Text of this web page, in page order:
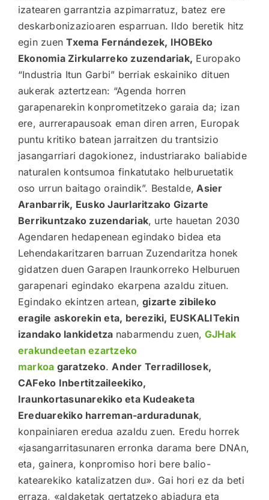
izatearen garrantzia azpimarratuz, batez ere
deskarbonizazioaren esparruan. Ildo beretik hitz
egin zuenTxema Fernándezek, IHOBEko
Ekonomia Zirkularreko zuzendariak, Europako
“Industria Itun Garbi” berriak eskainiko dituen
aukerak aztertzean: “Agenda horren
garapenarekin konprometitzeko garaia da; izan
ere, aurrerapausoak eman diren arren, Europak
puntu kritiko batean jarraitzen du trantsizio
jasangarriari dagokionez, industriarako baliabide
naturalen kontsumoa finkatutako helburuetatik
oso urrun baitago oraindik”. Bestalde, Asier
Aranbarrik, Eusko Jaurlaritzako Gizarte
Berrikuntzako zuzendariak, urte hauetan 2030
Agendaren hedapenean egindako bidea eta
Lehendakaritzaren barruan Zuzendaritza honek
gidatzen duen Garapen Iraunkorreko Helburuen
garapenari egindako ekarpena azaldu zituen.
Egindako ekintzen artean,gizarte zibileko
eragile askorekin eta, bereziki, EUSKALITekin
izandako lankidetza nabarmendu zuen, GJHak
erakundeetan ezartzeko
markoa garatzeko. Ander Terradillosek,
CAFeko Inbertitzaileekiko,
Iraunkortasunarekiko eta Kudeaketa
Ereduarekiko harreman-arduradunak,
konpainiaren eredua azaldu zuen. Eredu horrek
«jasangarritasunaren erronka darama bere DNAn,
eta, gainera, konpromiso hori bere balio-
katearekiko katalizatzen du». Gai hori ez da beti
erraza, «aldaketak gertatzeko abiadura eta